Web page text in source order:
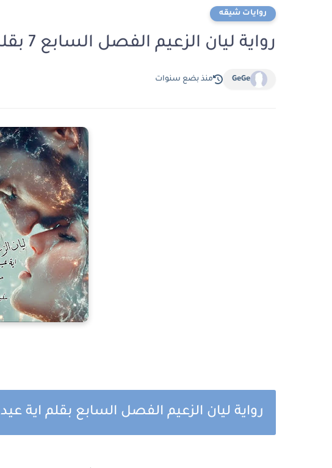
روايات شيقه
رواية ليان الزعيم الفصل السابع 7 بقلم اية عيد
GeGe منذ بضع سنوات
رواية ليان الزعيم الفصل السابع بقلم اية عيد